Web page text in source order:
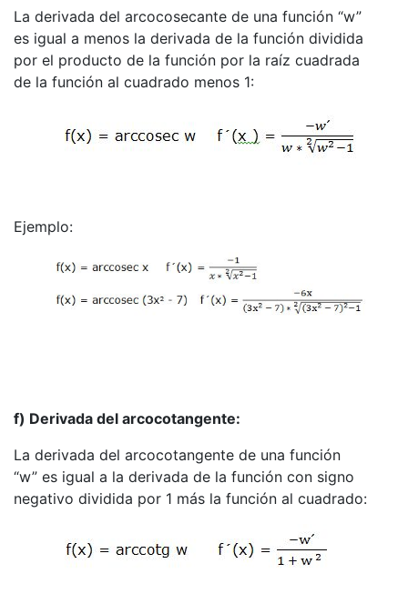
La derivada del arcocosecante de una función “w”
es igual a menos la derivada de la función dividida
por el producto de la función por la raíz cuadrada
de la función al cuadrado menos 1:
Ejemplo:
f) Derivada del arcocotangente:
La derivada del arcocotangente de una función
“w” es igual a la derivada de la función con signo
negativo dividida por 1 más la función al cuadrado: